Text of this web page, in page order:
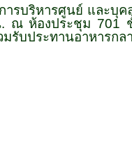
บริหารศูนย์ และบุค
ณ ห้องประชุม
รับประทานอาหารกล